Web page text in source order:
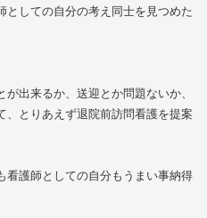
しての自分の考え同士を見つめた
出来るか、送迎とか問題ないか、
とりあえず退院前訪問看護を提案
看護師としての自分もうまい事納得